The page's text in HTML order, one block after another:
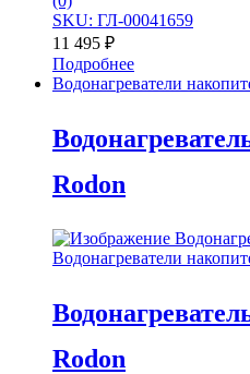
SKU: ГЛ-00041659
11 495 ₽
Подробнее
Водонагреватели
Rodon
Водонагреватели
Rodon